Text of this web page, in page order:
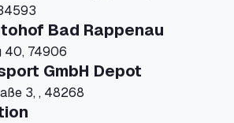
Bad Rappenau
40, 74906
GmbH Depot
Otto-Hahn-Straße 3, , 48268